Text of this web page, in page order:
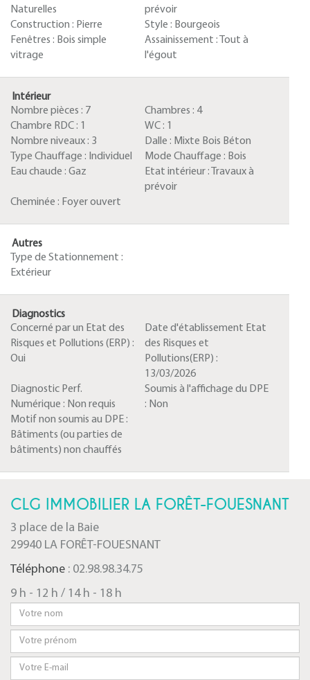
Naturelles
prévoir
Construction : Pierre Style : Bourgeois
Fenêtres : Bois simple
vitrage
Assainissement :
Tout à
l'égout
Intérieur
Nombre pièces : 7 Chambres : 4
Chambre RDC : 1 WC : 1
Nombre niveaux : 3 Dalle : Mixte Bois Béton
Type Chauffage : Individuel Mode Chauffage : Bois
Eau chaude : Gaz Etat intérieur :
Travaux à
prévoir
Cheminée : Foyer ouvert
Autres
Type de Stationnement :
Extérieur
Diagnostics
Concerné par un Etat des
Risques et Pollutions (ERP) :
Oui
Date d'établissement Etat
des Risques et
Pollutions(ERP) :
13/03/2026
Diagnostic Perf.
Numérique : Non requis
Soumis à l'affichage du DPE
: Non
Motif non soumis au DPE :
Bâtiments (ou parties de
bâtiments) non chauffés
CLG IMMOBILIER LA FORÊT-FOUESNANT
3 place de la Baie
29940 LA FORÊT-FOUESNANT
Téléphone : 02.98.98.34.75
9 h - 12 h / 14 h - 18 h